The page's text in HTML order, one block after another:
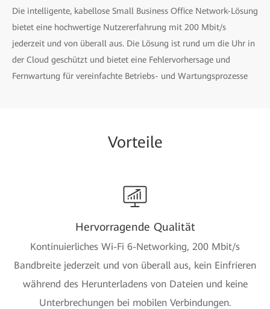
Die intelligente, kabellose Small Business Office Network-Lösung
bietet eine hochwertige Nutzererfahrung mit 200 Mbit/s
jederzeit und von überall aus. Die Lösung ist rund um die Uhr in
der Cloud geschützt und bietet eine Fehlervorhersage und
Fernwartung für vereinfachte Betriebs- und Wartungsprozesse
Vorteile
Hervorragende Qualität
Kontinuierliches Wi-Fi 6-Networking, 200 Mbit/s
Bandbreite jederzeit und von überall aus, kein Einfrieren
während des Herunterladens von Dateien und keine
Unterbrechungen bei mobilen Verbindungen.